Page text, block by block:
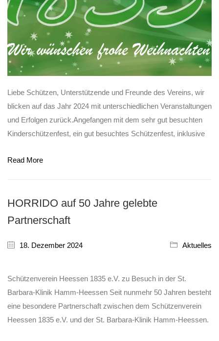
Liebe Schützen, Unterstützende und Freunde des Vereins, wir
blicken auf das Jahr 2024 mit unterschiedlichen Veranstaltungen
und Erfolgen zurück.Angefangen mit dem sehr gut besuchten
Kinderschützenfest, ein gut besuchtes Schützenfest, inklusive
Read More
HORRIDO auf 50 Jahre gelebte
Partnerschaft
18. Dezember 2024 Aktuelles
Schützenverein Heessen 1835 e.V. zu Besuch in der St.
Barbara-Klinik Hamm-Heessen Seit nunmehr 50 Jahren besteht
eine besondere Partnerschaft zwischen dem Schützenverein
Heessen 1835 e.V. und der St. Barbara-Klinik Hamm-Heessen.